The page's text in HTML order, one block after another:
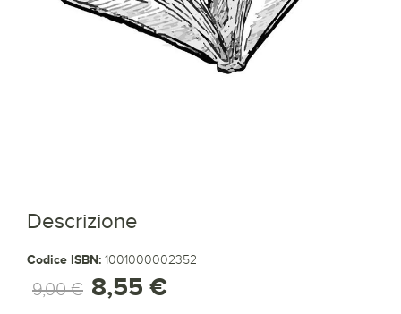
Descrizione
Codice ISBN: 1001000002352
9,00 € 8,55 €